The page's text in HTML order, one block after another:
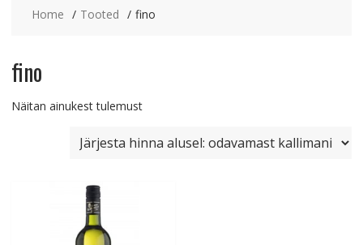
Home Tooted fino
fino
Näitan ainukest tulemust